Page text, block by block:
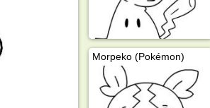
Morpeko (Pokémon)